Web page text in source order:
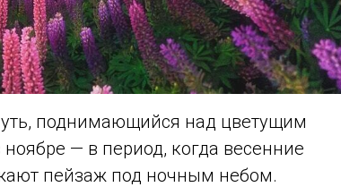
поднимающийся над цветущим
— в период, когда весенние
пейзаж под ночным небом.